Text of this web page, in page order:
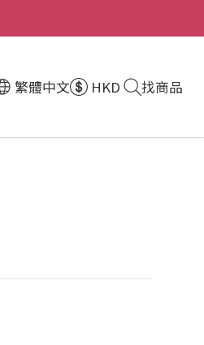
繁體中文 HKD 找商品